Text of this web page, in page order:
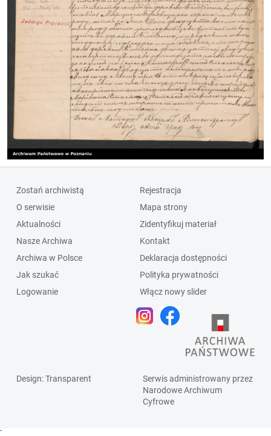
Zostań archiwistą
O serwisie
Aktualności
Nasze Archiwa
Archiwa w Polsce
Jak szukać
Logowanie
Rejestracja
Mapa strony
Zidentyfikuj materiał
Kontakt
Deklaracja dostępności
Polityka prywatności
Włącz nowy slider
Design: Transparent
Serwis administrowany przez
Narodowe Archiwum
Cyfrowe
`